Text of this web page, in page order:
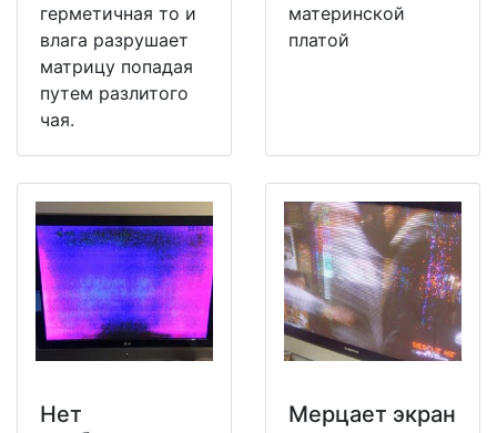
герметичная то и
влага разрушает
матрицу попадая
путем разлитого
чая.
материнской
платой
Нет
Мерцает экран